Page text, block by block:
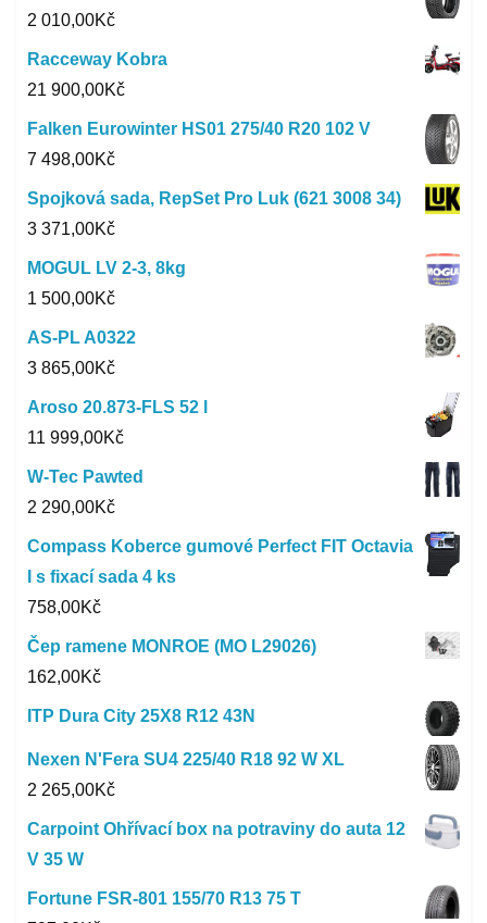
2 010,00Kč
Racceway Kobra
21 900,00Kč
Falken Eurowinter HS01 275/40 R20 102 V
7 498,00Kč
Spojková sada, RepSet Pro Luk (621 3008 34)
3 371,00Kč
MOGUL LV 2-3, 8kg
1 500,00Kč
AS-PL A0322
3 865,00Kč
Aroso 20.873-FLS 52 l
11 999,00Kč
W-Tec Pawted
2 290,00Kč
Compass Koberce gumové Perfect FIT Octavia
I s fixací sada 4 ks
758,00Kč
Čep ramene MONROE (MO L29026)
162,00Kč
ITP Dura City 25X8 R12 43N
Nexen N'Fera SU4 225/40 R18 92 W XL
2 265,00Kč
Carpoint Ohřívací box na potraviny do auta 12
V 35 W
Fortune FSR-801 155/70 R13 75 T